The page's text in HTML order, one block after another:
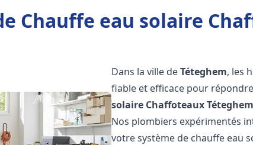
Chauffe eau solaire
Dans la ville deTéteghem, les
fiable et efficace pour
solaire ChaffoteauxTéteghem
Nos plombiers expérimentés
votre système de chauffe eau